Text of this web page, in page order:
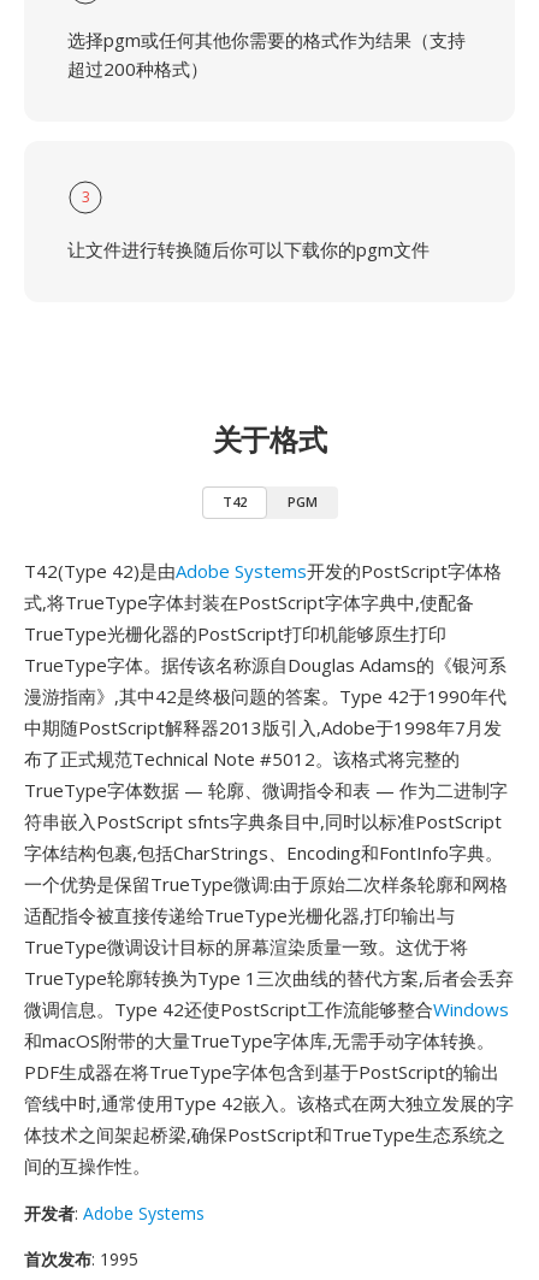
选择pgm或任何其他你需要的格式作为结果（支持
超过200种格式）
3
让文件进行转换随后你可以下载你的pgm文件
关于格式
T42 PGM
T42(Type 42)是由Adobe Systems开发的PostScript字体格
式,将TrueType字体封装在PostScript字体字典中,使配备
TrueType光栅化器的PostScript打印机能够原生打印
TrueType字体。据传该名称源自Douglas Adams的《银河系
漫游指南》,其中42是终极问题的答案。Type 42于1990年代
中期随PostScript解释器2013版引入,Adobe于1998年7月发
布了正式规范Technical Note #5012。该格式将完整的
TrueType字体数据 — 轮廓、微调指令和表 — 作为二进制字
符串嵌入PostScript sfnts字典条目中,同时以标准PostScript
字体结构包裹,包括CharStrings、Encoding和FontInfo字典。
一个优势是保留TrueType微调:由于原始二次样条轮廓和网格
适配指令被直接传递给TrueType光栅化器,打印输出与
TrueType微调设计目标的屏幕渲染质量一致。这优于将
TrueType轮廓转换为Type 1三次曲线的替代方案,后者会丢弃
微调信息。Type 42还使PostScript工作流能够整合Windows
和macOS附带的大量TrueType字体库,无需手动字体转换。
PDF生成器在将TrueType字体包含到基于PostScript的输出
管线中时,通常使用Type 42嵌入。该格式在两大独立发展的字
体技术之间架起桥梁,确保PostScript和TrueType生态系统之
间的互操作性。
开发者: Adobe Systems
首次发布: 1995